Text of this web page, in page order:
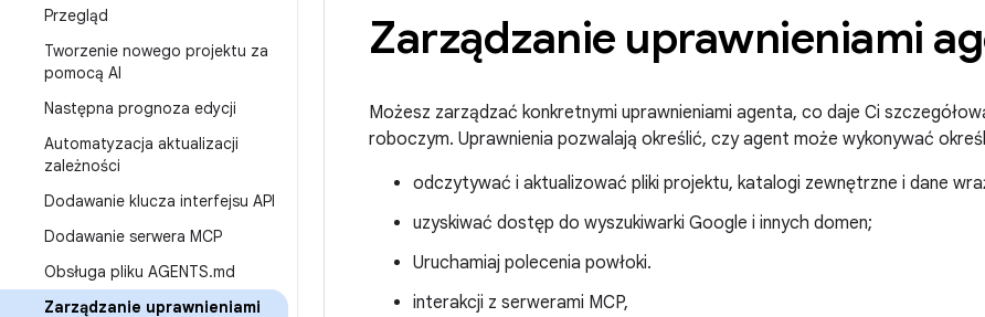
Przegląd
Tworzenie nowego projektu za
pomocą AI
Następna prognoza edycji
Automatyzacja aktualizacji
zależności
Dodawanie klucza interfejsu API
Dodawanie serwera MCP
Obsługa pliku AGENTS.md
Zarządzanie uprawnieniami
Zarządzanie uprawnieniami
Możesz zarządzać konkretnymi uprawnieniami agenta, co daje Ci
roboczym. Uprawnienia pozwalają określić, czy agent może wykonywać
odczytywać i aktualizować pliki projektu, katalogi zewnętrzne i dane
uzyskiwać dostęp do wyszukiwarki Google i innych domen;
Uruchamiaj polecenia powłoki.
interakcji z serwerami MCP,